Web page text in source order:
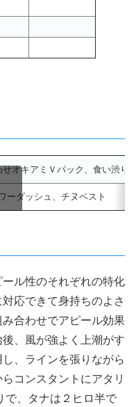
オキアミＶパック、食い渋り
ーダッシュ、チヌベスト
ル性のそれぞれの特化
応できて身持ちのよさ
合わせでアピール効果
、風が強よく上潮がす
、ラインを張りながら
コンスタントにアタリ
で、タナは２ヒロ半で